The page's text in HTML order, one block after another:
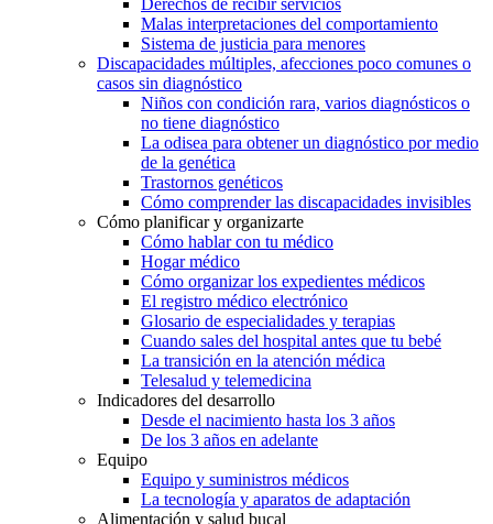
Malas interpretaciones del comportamiento
Sistema de justicia para menores
Discapacidades múltiples, afecciones poco comunes o
casos sin diagnóstico
Niños con condición rara, varios diagnósticos o
no tiene diagnóstico
La odisea para obtener un diagnóstico por medio
de la genética
Trastornos genéticos
Cómo comprender las discapacidades invisibles
Cómo planificar y organizarte
Cómo hablar con tu médico
Hogar médico
Cómo organizar los expedientes médicos
El registro médico electrónico
Glosario de especialidades y terapias
Cuando sales del hospital antes que tu bebé
La transición en la atención médica
Telesalud y telemedicina
Indicadores del desarrollo
Desde el nacimiento hasta los 3 años
De los 3 años en adelante
Equipo
Equipo y suministros médicos
La tecnología y aparatos de adaptación
Alimentación y salud bucal